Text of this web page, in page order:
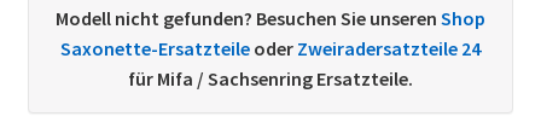
Datenschutzerklärung
Modell nicht gefunden? Besuchen Sie unseren Shop
Saxonette-Ersatzteile oder Zweiradersatzteile 24
für Mifa / Sachsenring Ersatzteile.